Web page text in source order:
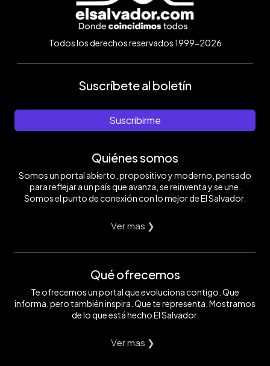
Todos los derechos reservados 1999-2026
Suscríbete al boletín
Suscribirme
Quiénes somos
Somos un portal abierto, propositivo y moderno, pensado
para reflejar a un país que avanza, se reinventa y se une.
Somos el punto de conexión con lo mejor de El Salvador.
Ver mas ❯
Qué ofrecemos
Te ofrecemos un portal que evoluciona contigo. Que
informa, pero también inspira. Que te representa. Mostramos
de lo que está hecho El Salvador.
Ver mas ❯